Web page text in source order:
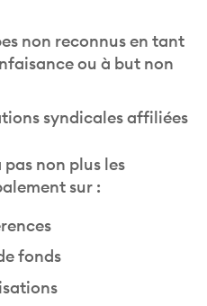
non reconnus en tant
ou à but non
syndicales affiliées
non plus les
sur :
fonds